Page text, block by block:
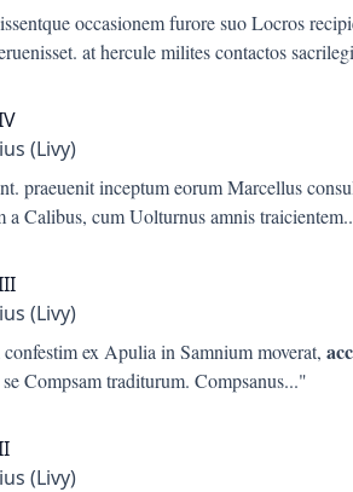
occasionem furore suo Locros
at hercule milites contactos
(Livy)
praeuenit inceptum eorum Marcellus
a Calibus, cum Uolturnus amnis traicientem
(Livy)
ex Apulia in Samnium moverat,
Compsam traditurum. Compsanus..."
(Livy)